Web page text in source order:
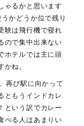
ゃるかと思います
かどうか位で残り
験は飛行機で寝れ
ので集中出来ない
ホテルでは主に頭
ね。
再び駅に向かって
ともうインドカレ
という訳でカレー
べる人はあまりい